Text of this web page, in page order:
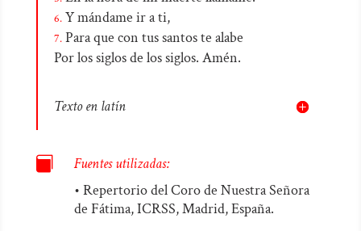
6.Y mándame ir a ti,
7.Para que con tus santos te alabe
Por los siglos de los siglos. Amén.
Texto en latín

Fuentes utilizadas:
• Repertorio del Coro de Nuestra Señora
de Fátima, ICRSS, Madrid, España.